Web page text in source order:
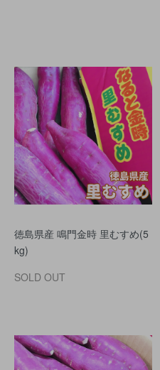
徳島県産 鳴門金時 里むすめ(5
kg)
SOLD OUT